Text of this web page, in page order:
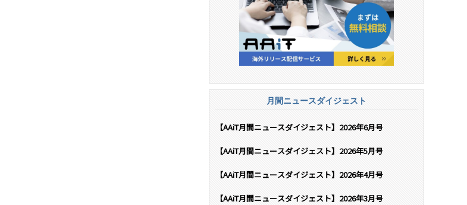
月間ニュースダイジェスト
【AAiT月間ニュースダイジェスト】2026年6月号
【AAiT月間ニュースダイジェスト】2026年5月号
【AAiT月間ニュースダイジェスト】2026年4月号
【AAiT月間ニュースダイジェスト】2026年3月号